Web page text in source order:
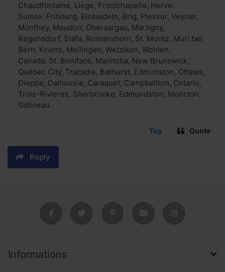
Chaudfontaine, Liege, Froidchapelle, Herve.
Suisse: Fribourg, Einsiedeln, Brig, Plessur, Veyrier,
Monthey, Moudon, Oberaargau, Martigny,
Regensdorf, Stäfa, Romanshorn, St. Moritz, Muri bei
Bern, Kriens, Mellingen, Wetzikon, Wohlen.
Canada: St. Boniface, Manitoba, New Brunswick,
Québec City, Tracadie, Bathurst, Edmunston, Ottawa,
Dieppe, Dalhousie, Caraquet, Campbellton, Ontario,
Trois-Rivieres, Sherbrooke, Edmundston, Moncton,
Gatineau.
Top Quote
Reply
Informations